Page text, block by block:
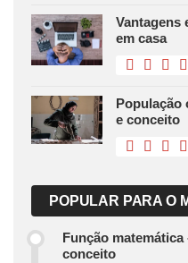
Vantagens
em casa
População
e conceito
POPULAR PARA O
Função
conceito